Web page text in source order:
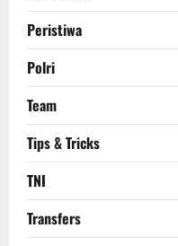
Peristiwa
Polri
Team
Tips & Tricks
TNI
Transfers